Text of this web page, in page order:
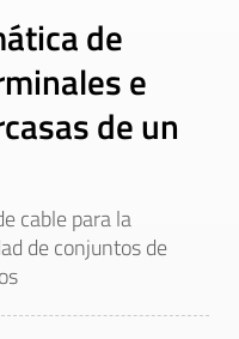
de
e
de un
cable para la
de conjuntos de